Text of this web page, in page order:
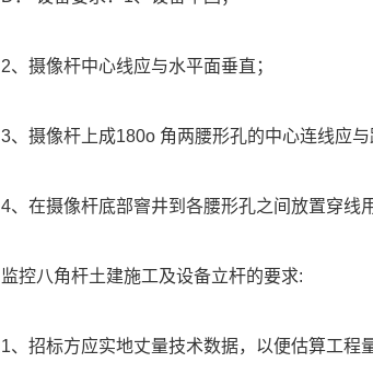
2、摄像杆中心线应与水平面垂直；
3、摄像杆上成180o 角两腰形孔的中心连线应与
4、在摄像杆底部窨井到各腰形孔之间放置穿线
监控八角杆土建施工及设备立杆的要求:
1、招标方应实地丈量技术数据，以便估算工程量